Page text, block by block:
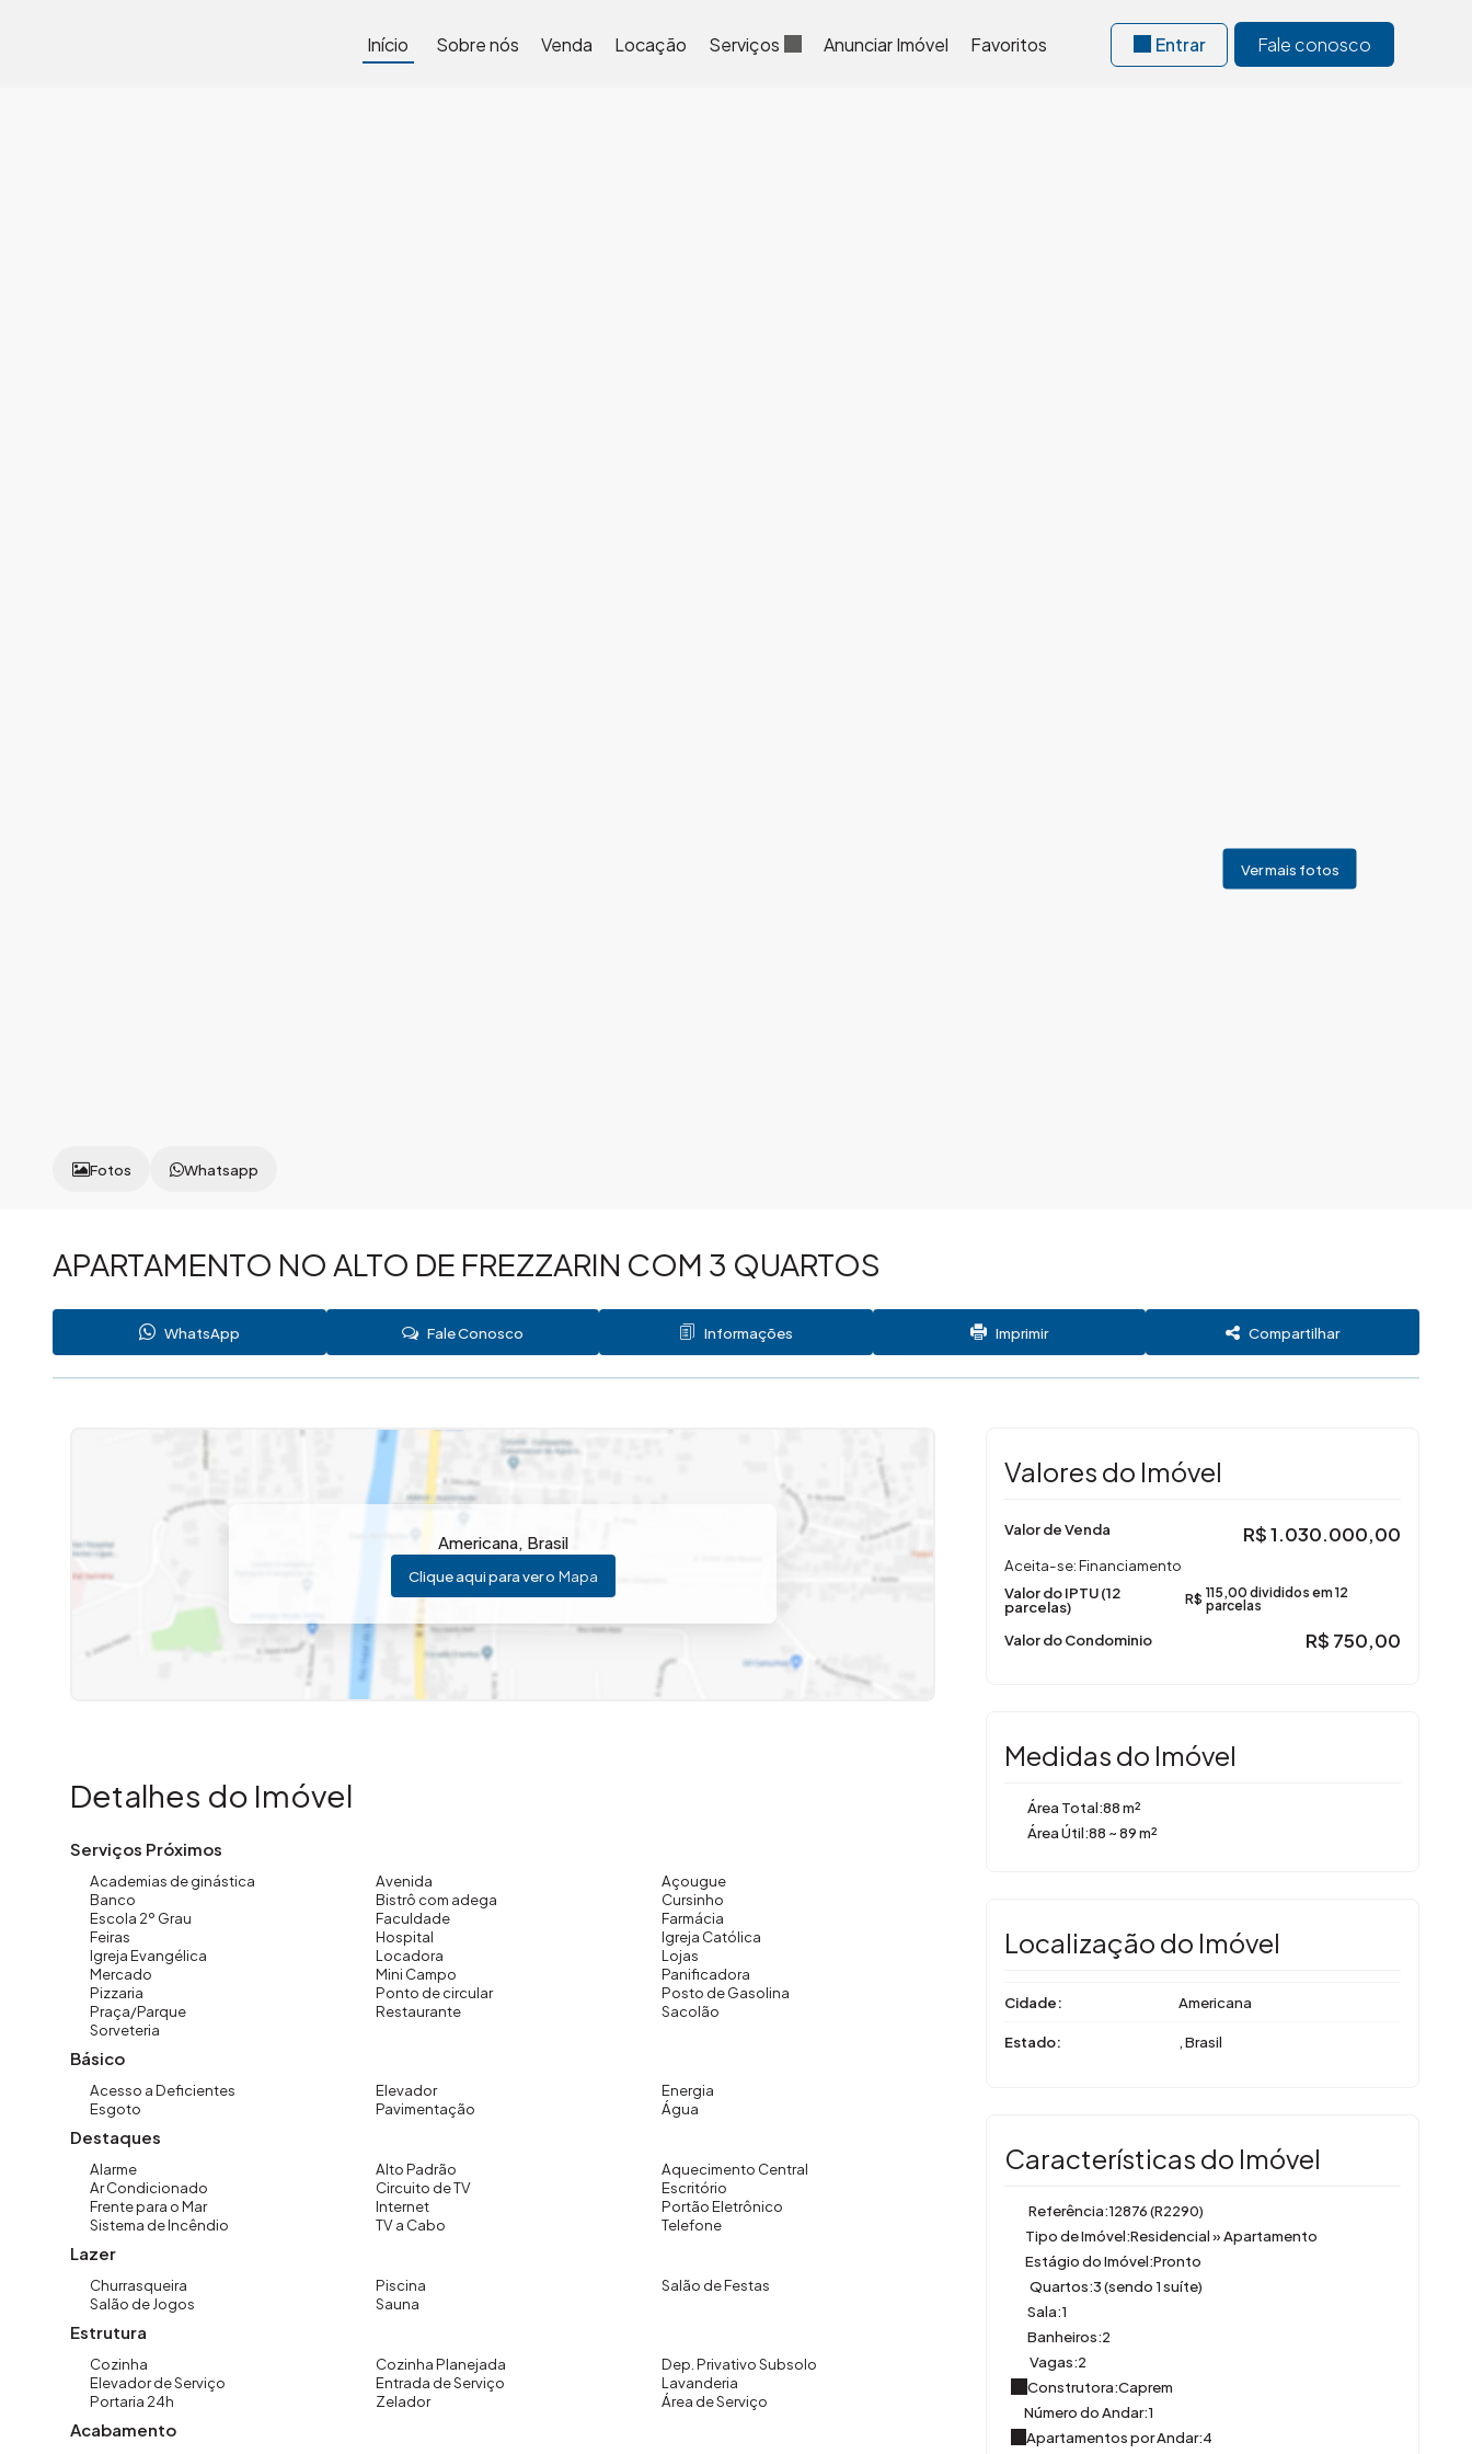
Fale conosco
Entrar
Favoritos
Anunciar Imóvel
Serviços
Locação
Venda
Sobre nós
Início
Fotos Whatsapp
APARTAMENTO NO ALTO DE FREZZARIN COM 3 QUARTOS
WhatsApp Fale Conosco Informações Imprimir Compartilhar
Americana, Brasil
Clique aqui para ver o Mapa
Detalhes do Imóvel
Serviços Próximos
Academias de ginástica Avenida
Açougue
Banco
Bistrô com adega
Cursinho
Escola 2º Grau
Faculdade
Farmácia
Feiras
Hospital
Igreja Católica
Igreja Evangélica
Locadora
Lojas
Mercado
Mini Campo
Panificadora
Pizzaria
Ponto de circular
Posto de Gasolina
Praça/Parque
Restaurante
Sacolão
Sorveteria
Básico
Acesso a Deficientes Elevador
Energia
Esgoto
Pavimentação Água
Destaques
Alarme Alto Padrão
Aquecimento Central
Ar Condicionado
Circuito de TV
Escritório
Frente para o Mar
Internet
Portão Eletrônico
Sistema de Incêndio
TV a Cabo Telefone
Lazer
Churrasqueira Piscina
Salão de Festas
Salão de Jogos
Sauna
Estrutura
Cozinha Cozinha Planejada
Dep. Privativo Subsolo
Elevador de Serviço
Entrada de Serviço
Lavanderia
Portaria 24h
Zelador Área de Serviço
Acabamento
Valores do Imóvel
R$1.030.000,00
Valor de Venda
Aceita-se: Financiamento
Valor do IPTU (12
parcelas) R$ 115,00 divididos em 12
parcelas
Valor do Condominio R$ 750,00
Medidas do Imóvel
Área Total:88 m²
Área Útil:88 ~ 89 m²
Localização do Imóvel
Cidade: Americana
Estado: , Brasil
Características do Imóvel
Referência:12876(R2290)
Tipo de Imóvel:Residencial»Apartamento
Estágio do Imóvel:Pronto
Quartos:3 (sendo 1 suíte)
Sala:1
Banheiros:2
Vagas:2
Construtora:Caprem
Número do Andar:1
Apartamentos por Andar:4